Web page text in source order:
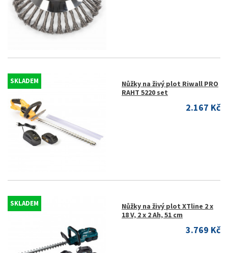
SKLADEM
Nůžky na živý plot Riwall PRO
RAHT 5220 set
2.167 Kč
SKLADEM
Nůžky na živý plot XTline 2 x
18 V, 2 x 2 Ah, 51 cm
3.769 Kč